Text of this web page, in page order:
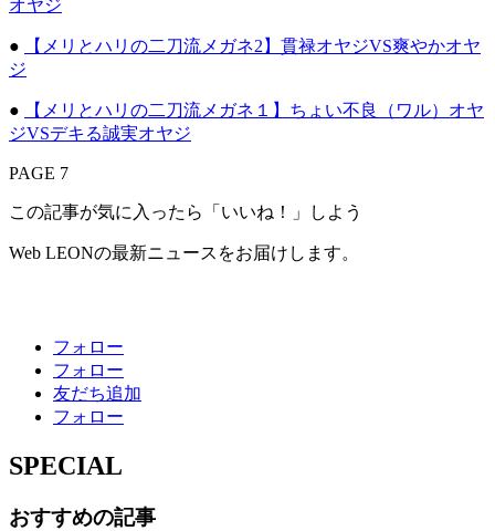
オヤジ
●
【メリとハリの二刀流メガネ2】貫禄オヤジVS爽やかオヤ
ジ
●
【メリとハリの二刀流メガネ１】ちょい不良（ワル）オヤ
ジVSデキる誠実オヤジ
PAGE 7
この記事が気に入ったら「いいね！」しよう
Web LEONの最新ニュースをお届けします。
フォロー
フォロー
友だち追加
フォロー
SPECIAL
おすすめの記事